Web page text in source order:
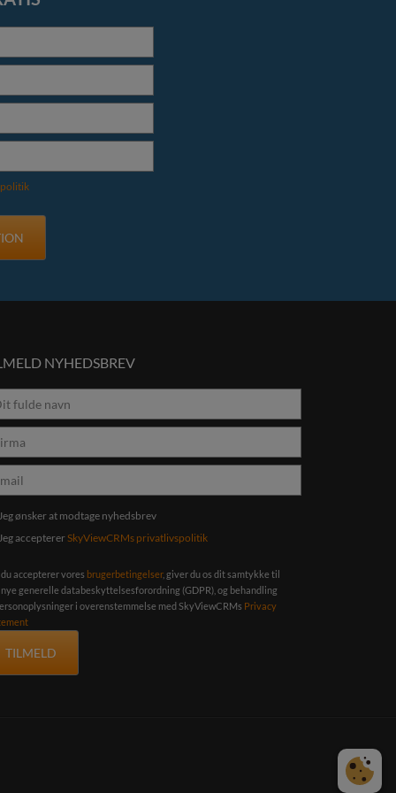
NYHEDSBREV
ønsker at modtage nyhedsbrev
acceptererSkyViewCRMs privatlivspolitik
accepterer vores brugerbetingelser, giver du os dit samtykke til
nye generelle databeskyttelsesforordning (GDPR), og behandling
i overenstemmelse med SkyViewCRMs Privacy